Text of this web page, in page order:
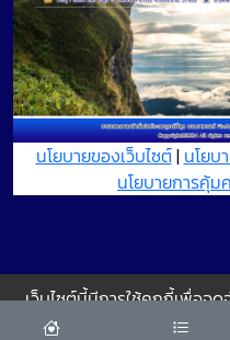
นโยบายของเว็บไซต์| นโยบ
นโยบายการคุ้
เว็บไซต์นี้มีการใช้คุกกี้เพื่อจ
ประสบการณ์การใช้งา